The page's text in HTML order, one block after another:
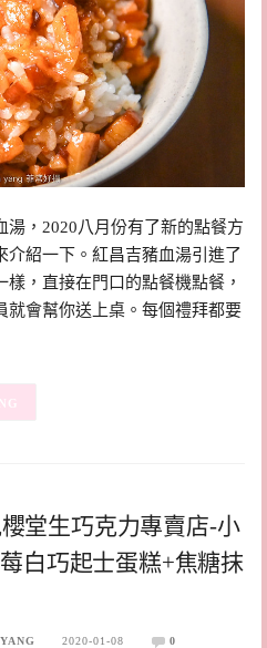
，2020八月份有了新的點餐方
紹一下。紅昌吉豬血湯引進了
，直接在門口的點餐機點餐，
就會幫你送上桌。每個禮拜都要
堂生巧克力專賣店-小
白巧起士蛋糕+焦糖抹
2020-01-08 0